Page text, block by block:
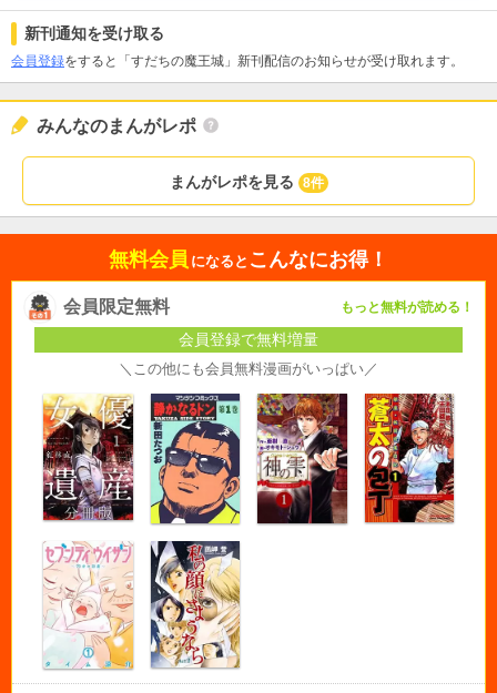
新刊通知を受け取る
会員登録をすると「すだちの魔王城」新刊配信のお知らせが受け取れます。
みんなのまんがレポ
まんがレポを見る 8件
無料会員 になると こんなにお得！
会員限定無料 もっと無料が読める！
会員登録で無料増量
＼この他にも会員無料漫画がいっぱい／